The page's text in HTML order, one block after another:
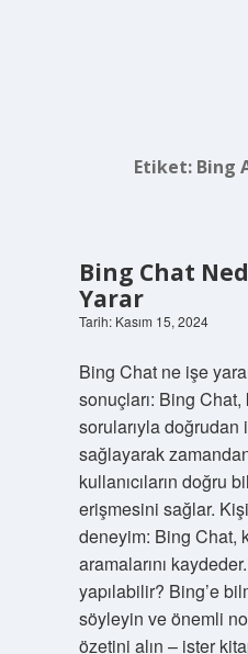
Etiket: Bing
Bing Chat
Yarar
Tarih: Kasım 15, 2024
Bing Chat ne işe
sonuçları: Bing Chat,
sorularıyla doğrudan
sağlayarak
kullanıcıların doğru
erişmesini sağlar.
deneyim: Bing Chat,
aramalarını
yapılabilir? Bing’e
söyleyin ve önemli
özetini alın – ister